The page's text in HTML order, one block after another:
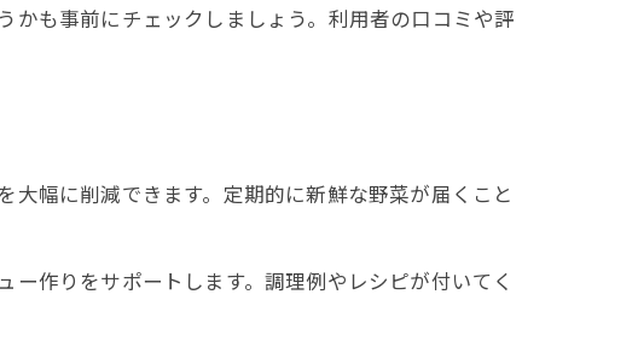
かも事前にチェックしましょう。利用者の口コミや評
幅に削減できます。定期的に新鮮な野菜が届くこと
作りをサポートします。調理例やレシピが付いてく